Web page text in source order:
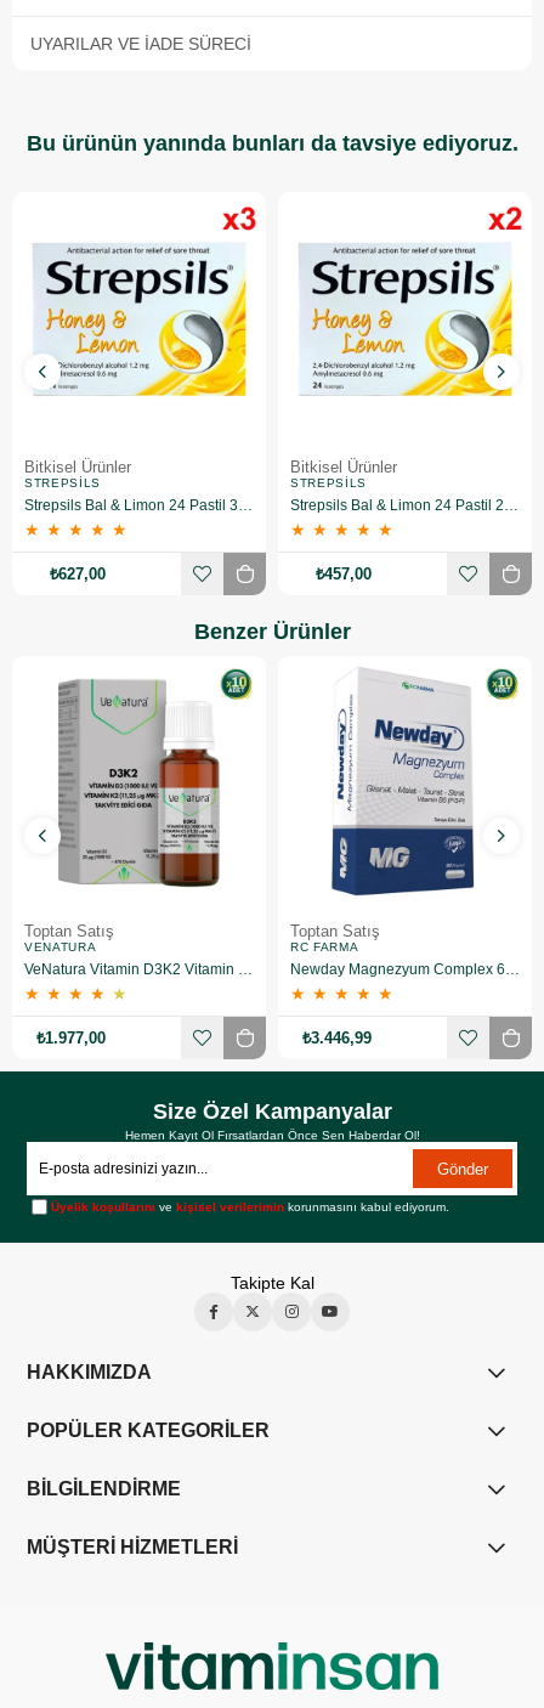
UYARILAR VE İADE SÜRECI
Bu ürünün yanında bunları da tavsiye ediyoruz.
Bitkisel Ürünler
STREPSILS
Strepsils Bal & Limon 24 Pastil 3 Adet
★ ★ ★ ★ ★
₺627,00
Bitkisel Ürünler
STREPSILS
Strepsils Bal & Limon 24 Pastil 2 Adet
★ ★ ★ ★ ★
₺457,00
Benzer Ürünler
Toptan Satış
VENATURA
VeNatura Vitamin D3K2 Vitamin Takviye Edici Gıda 10 Adet
★ ★ ★ ★ ★
₺1.977,00
Toptan Satış
RC FARMA
Newday Magnezyum Complex 60 Kapsül 10 Adet
★ ★ ★ ★ ★
₺3.446,99
Size Özel Kampanyalar
Hemen Kayıt Ol Fırsatlardan Önce Sen Haberdar Ol!
Gönder
Üyelik koşullarını vekişisel verilerimin korunmasını kabul ediyorum.
Takipte Kal
HAKKIMIZDA
POPÜLER KATEGORİLER
BİLGİLENDİRME
MÜŞTERİ HİZMETLERİ